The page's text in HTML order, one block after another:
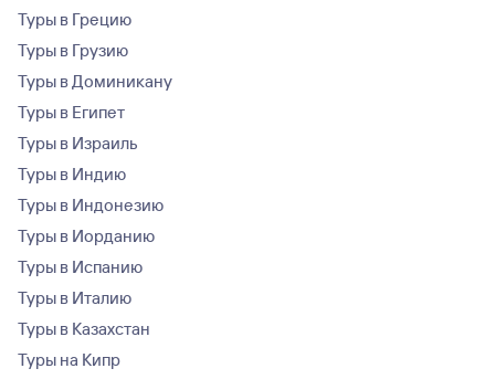
Туры в Грецию
Туры в Грузию
Туры в Доминикану
Туры в Египет
Туры в Израиль
Туры в Индию
Туры в Индонезию
Туры в Иорданию
Туры в Испанию
Туры в Италию
Туры в Казахстан
Туры на Кипр